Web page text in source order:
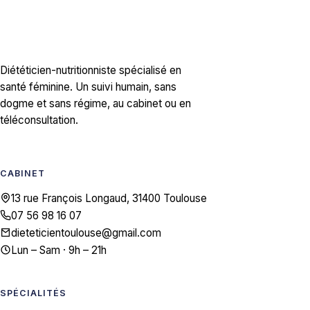
Diététicien-nutritionniste spécialisé en
santé féminine. Un suivi humain, sans
dogme et sans régime, au cabinet ou en
téléconsultation.
CABINET
13 rue François Longaud, 31400 Toulouse
07 56 98 16 07
dieteticientoulouse@gmail.com
Lun – Sam · 9h – 21h
SPÉCIALITÉS